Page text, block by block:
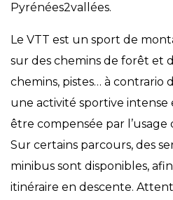
Pyrénées2vallées.
Le VTT est un sport de
sur des chemins de forêt et
chemins, pistes… à contrario
une activité sportive
être compensée par l’usage
Sur certains parcours, des
minibus sont disponibles,
itinéraire en descente.